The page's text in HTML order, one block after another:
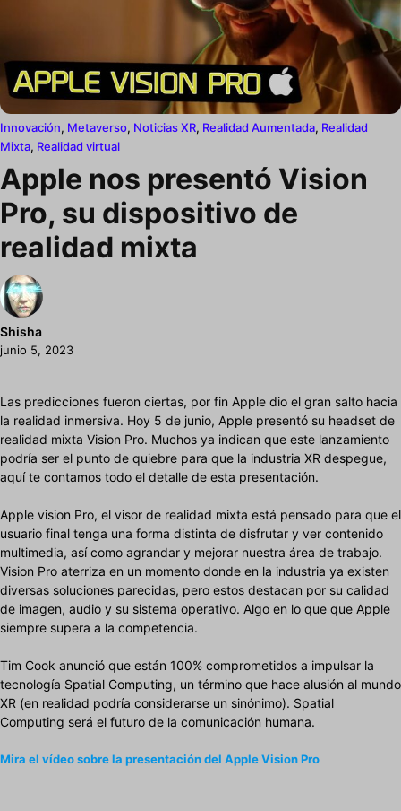
Innovación, Metaverso, Noticias XR, Realidad Aumentada, Realidad
Mixta, Realidad virtual
Apple nos presentó Vision
Pro, su dispositivo de
realidad mixta
Shisha
junio 5, 2023
Las predicciones fueron ciertas, por fin Apple dio el gran salto hacia
la realidad inmersiva. Hoy 5 de junio, Apple presentó su headset de
realidad mixta Vision Pro. Muchos ya indican que este lanzamiento
podría ser el punto de quiebre para que la industria XR despegue,
aquí te contamos todo el detalle de esta presentación.
Apple vision Pro, el visor de realidad mixta está pensado para que el
usuario final tenga una forma distinta de disfrutar y ver contenido
multimedia, así como agrandar y mejorar nuestra área de trabajo.
Vision Pro aterriza en un momento donde en la industria ya existen
diversas soluciones parecidas, pero estos destacan por su calidad
de imagen, audio y su sistema operativo. Algo en lo que que Apple
siempre supera a la competencia.
Tim Cook anunció que están 100% comprometidos a impulsar la
tecnología Spatial Computing, un término que hace alusión al mundo
XR (en realidad podría considerarse un sinónimo). Spatial
Computing será el futuro de la comunicación humana.
Mira el vídeo sobre la presentación del Apple Vision Pro